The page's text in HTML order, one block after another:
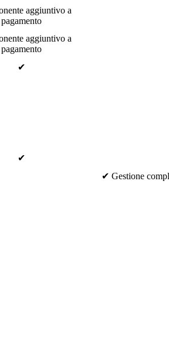
aggiuntivo a
pagamento
aggiuntivo a
pagamento
✔
✔
✔ Gestione